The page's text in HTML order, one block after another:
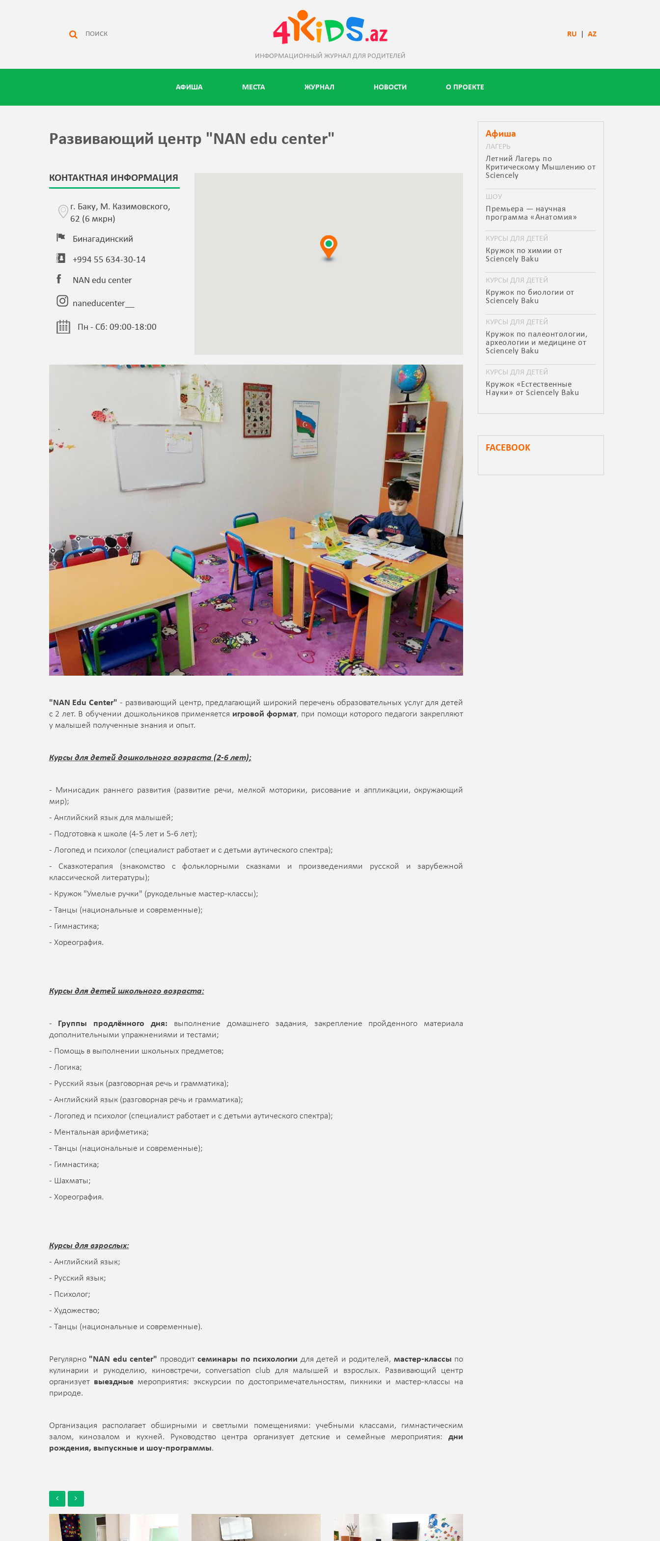
ИНФОРМАЦИОННЫЙ ЖУРНАЛ ДЛЯ РОДИТЕЛЕЙ
RU| AZ
АФИША МЕСТА ЖУРНАЛ НОВОСТИ О ПРОЕКТЕ
Развивающий центр "NAN edu center"
КОНТАКТНАЯ ИНФОРМАЦИЯ
г. Баку, М. Казимовского,
62 (6 мкрн)
Бинагадинский
+994 55 634-30-14
NAN edu center
naneducenter__
Пн - Сб: 09:00-18:00
"NAN Edu Center" - развивающий центр, предлагающий широкий перечень образовательных услуг для детей
с 2 лет. В обучении дошкольников применяется игровой формат, при помощи которого педагоги закрепляют
у малышей полученные знания и опыт.
Курсы для детей дошкольного возраста (2-6 лет);
- Минисадик раннего развития (развитие речи, мелкой моторики, рисование и аппликации, окружающий
мир);
- Английский язык для малышей;
- Подготовка к школе (4-5 лет и 5-6 лет);
- Логопед и психолог (специалист работает и с детьми аутического спектра);
- Сказкотерапия (знакомство с фольклорными сказками и произведениями русской и зарубежной
классической литературы);
- Кружок "Умелые ручки" (рукодельные мастер-классы);
- Танцы (национальные и современные);
- Гимнастика;
- Хореография.
Курсы для детей школьного возраста:
- Группы продлённого дня: выполнение домашнего задания, закрепление пройденного материала
дополнительными упражнениями и тестами;
- Помощь в выполнении школьных предметов;
- Логика;
- Русский язык (разговорная речь и грамматика);
- Английский язык (разговорная речь и грамматика);
- Логопед и психолог (специалист работает и с детьми аутического спектра);
- Ментальная арифметика;
- Танцы (национальные и современные);
- Гимнастика;
- Шахматы;
- Хореография.
Курсы для взрослых:
- Английский язык;
- Русский язык;
- Психолог;
- Художество;
- Танцы (национальные и современные).
Регулярно "NAN edu center" проводитсеминары по психологии для детей и родителей, мастер-классы по
кулинарии и рукоделию, киновстречи, conversation club для малышей и взрослых. Развивающий центр
организует выездные мероприятия: экскурсии по достопримечательностям, пикники и мастер-классы на
природе.
Организация располагает обширными и светлыми помещениями: учебными классами, гимнастическим
залом, кинозалом и кухней. Руководство центра организует детские и семейные мероприятия:дни
рождения, выпускные и шоу-программы.
Афиша
ЛАГЕРЬ
Летний Лагерь по
Критическому Мышлению от
Sciencely
ШОУ
Премьера — научная
программа «Анатомия»
КУРСЫ ДЛЯ ДЕТЕЙ
Кружок по химии от
Sciencely Baku
КУРСЫ ДЛЯ ДЕТЕЙ
Кружок по биологии от
Sciencely Baku
КУРСЫ ДЛЯ ДЕТЕЙ
Кружок по палеонтологии,
археологии и медицине от
Sciencely Baku
КУРСЫ ДЛЯ ДЕТЕЙ
Кружок «Естественные
Науки» от Sciencely Baku
FACEBOOK